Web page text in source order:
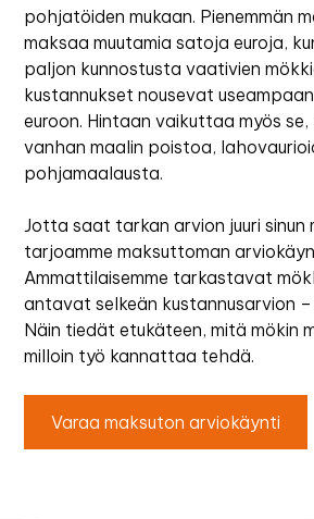
pohjatöiden mukaan. Pienemmän
maksaa muutamia satoja euroja,
paljon kunnostusta vaativien
kustannukset nousevat
euroon. Hintaan vaikuttaa myös
vanhan maalin poistoa,
pohjamaalausta.
Jotta saat tarkan arvion juuri sinun
tarjoamme maksuttoman
Ammattilaisemme tarkastavat
antavat selkeän kustannusarvion –
Näin tiedät etukäteen, mitä mökin
milloin työ kannattaa tehdä.
Varaa maksuton arviokäynti